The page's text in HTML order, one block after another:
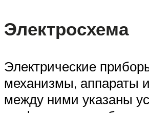
Электросхема
Электрические
механизмы, аппараты
между ними указаны